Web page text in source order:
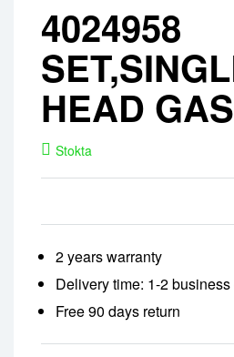
4024958
HEAD
Stokta
2 years warranty
Delivery time: 1-2
Free 90 days return